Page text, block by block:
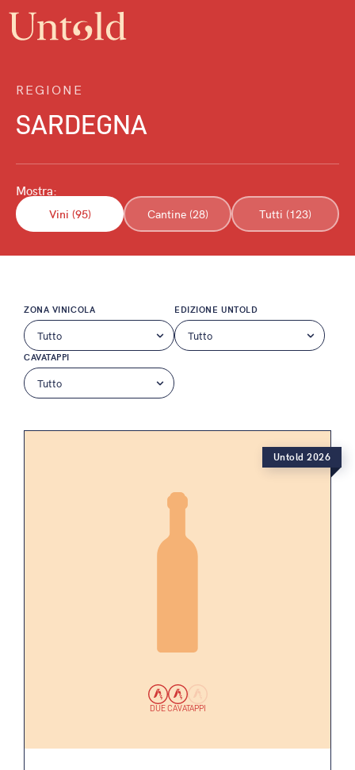
REGIONE
SARDEGNA
Mostra:
Vini (95) Cantine (28) Tutti (123)
ZONA VINICOLA EDIZIONE UNTOLD
CAVATAPPI
DUE CAVATAPPI
Untold 2026